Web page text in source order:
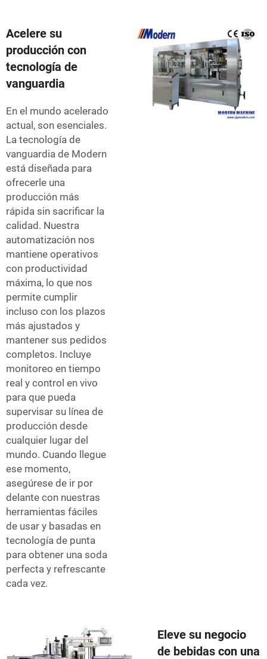
Acelere su
producción con
tecnología de
vanguardia
En el mundo acelerado
actual, son esenciales.
La tecnología de
vanguardia de Modern
está diseñada para
ofrecerle una
producción más
rápida sin sacrificar la
calidad. Nuestra
automatización nos
mantiene operativos
con productividad
máxima, lo que nos
permite cumplir
incluso con los plazos
más ajustados y
mantener sus pedidos
completos. Incluye
monitoreo en tiempo
real y control en vivo
para que pueda
supervisar su línea de
producción desde
cualquier lugar del
mundo. Cuando llegue
ese momento,
asegúrese de ir por
delante con nuestras
herramientas fáciles
de usar y basadas en
tecnología de punta
para obtener una soda
perfecta y refrescante
cada vez.
Eleve su negocio
de bebidas con una